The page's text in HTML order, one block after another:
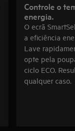
Controle o
energia.
O ecrã
a eficiência
Lave
opte pela
ciclo ECO.
qualquer caso.